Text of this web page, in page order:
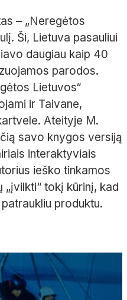
– „Neregėtos
Ši, Lietuva pasauliui
daugiau kaip 40
parodos.
Lietuvos“
ir Taivane,
Ateityje M.
savo knygos versiją
interaktyviais
ieško tinkamos
tokį kūrinį, kad
produktu.